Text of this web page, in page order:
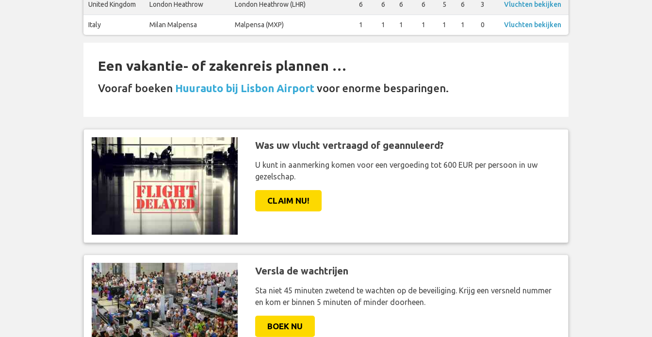
United Kingdom London Heathrow London Heathrow (LHR) 6 6 6 6 5 6 3 Vluchten bekijken
Italy Milan Malpensa Malpensa (MXP) 1 1 1 1 1 1 0 Vluchten bekijken
Een vakantie- of zakenreis plannen …
Vooraf boeken Huurauto bij Lisbon Airport voor enorme besparingen.
Was uw vlucht vertraagd of geannuleerd?
U kunt in aanmerking komen voor een vergoeding tot 600 EUR per persoon in uw
gezelschap.
Versla de wachtrijen
Sta niet 45 minuten zwetend te wachten op de beveiliging. Krijg een versneld nummer
en kom er binnen 5 minuten of minder doorheen.